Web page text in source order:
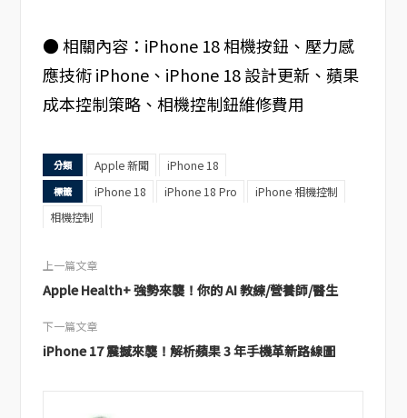
● 相關內容：iPhone 18 相機按鈕、壓力感
應技術 iPhone、iPhone 18 設計更新、蘋果
成本控制策略、相機控制鈕維修費用
分類 Apple 新聞 iPhone 18
標籤 iPhone 18 iPhone 18 Pro
iPhone 相機控制
相機控制
上一篇文章
Apple Health+ 強勢來襲！你的 AI 教練/營養師/醫生
下一篇文章
iPhone 17 震撼來襲！解析蘋果 3 年手機革新路線圖